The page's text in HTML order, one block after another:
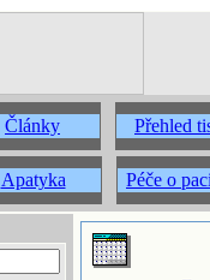
Články Přehled
Apatyka Péče o